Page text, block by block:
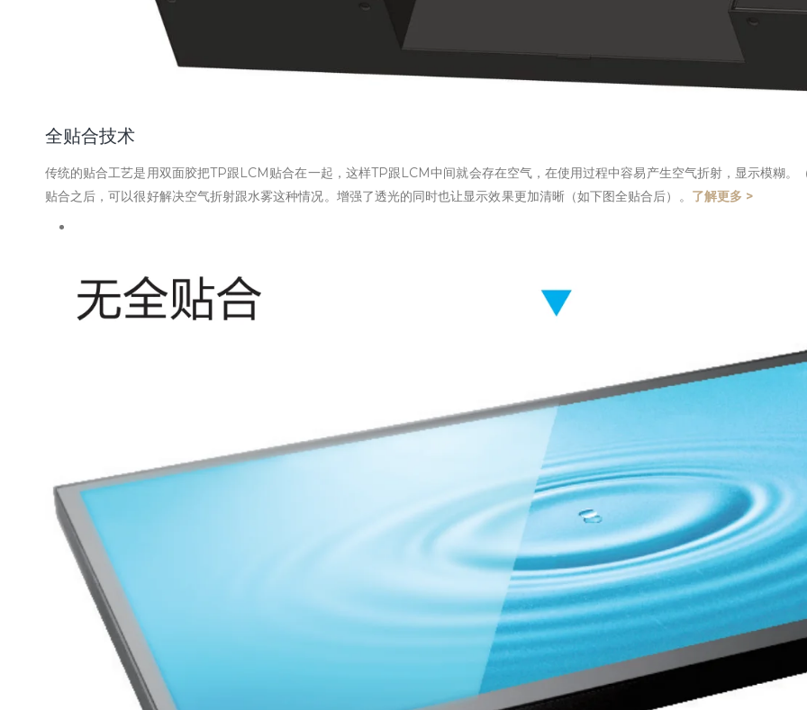
全贴合技术
传统的贴合工艺是用双面胶把TP跟LCM贴合在一起，这样TP跟LCM中间就会存在空气，在使用过程中容易产生空气折射，显示模糊。
贴合之后，可以很好解决空气折射跟水雾这种情况。增强了透光的同时也让显示效果更加清晰（如下图全贴合后）。 了解更多 >